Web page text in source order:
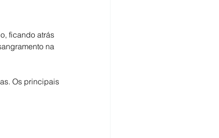
ficando atrás
na
Os principais